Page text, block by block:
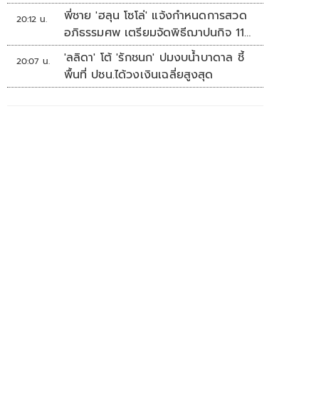
20:12 น.
พี่ชาย 'ฮลุน โซโล่' แจ้งกำหนดการสวด
อภิธรรมศพ เตรียมจัดพิธีฌาปนกิจ 11
ส.ค.
20:07 น.
'ลลิดา' โต้ 'รักชนก' ปมงบน้ำบาดาล ชี้
พื้นที่ ปชน.ได้วงเงินเฉลี่ยสูงสุด